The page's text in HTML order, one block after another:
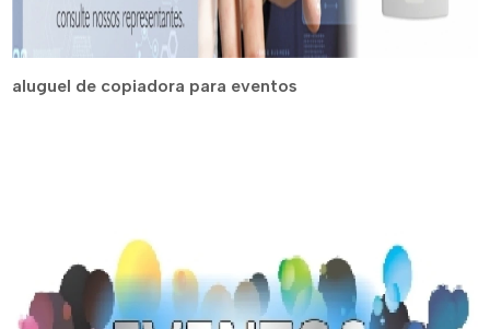
aluguel de copiadora para eventos